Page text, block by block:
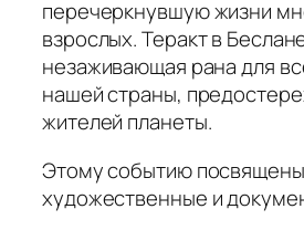
перечеркнувшую жизни
взрослых. Теракт в
незаживающая рана для
нашей страны,
жителей планеты.
Этому событию посвящены
художественные и